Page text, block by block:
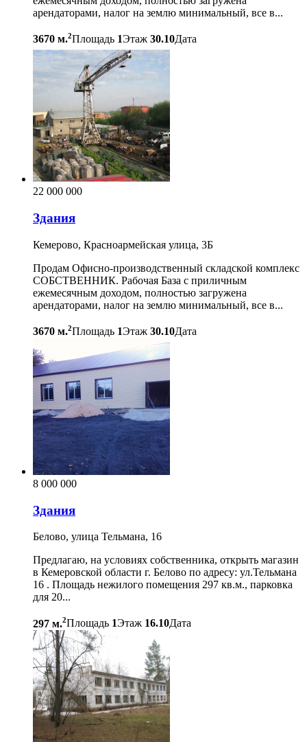
арендаторами, налог на землю минимальный, все в...
3670 м.2Площадь 1Этаж 30.10Дата
22 000 000
Здания
Кемерово, Красноармейская улица, 3Б
Продам Офисно-производственный складской комплекс
СОБСТВЕННИК. Рабочая База с приличным
ежемесячным доходом, полностью загружена
арендаторами, налог на землю минимальный, все в...
3670 м.2Площадь 1Этаж 30.10Дата
8 000 000
Здания
Белово, улица Тельмана, 16
Предлагаю, на условиях собственника, открыть магазин
в Кемеровской области г. Белово по адресу: ул.Тельмана
16 . Площадь нежилого помещения 297 кв.м., парковка
для 20...
297 м.2Площадь 1Этаж 16.10Дата